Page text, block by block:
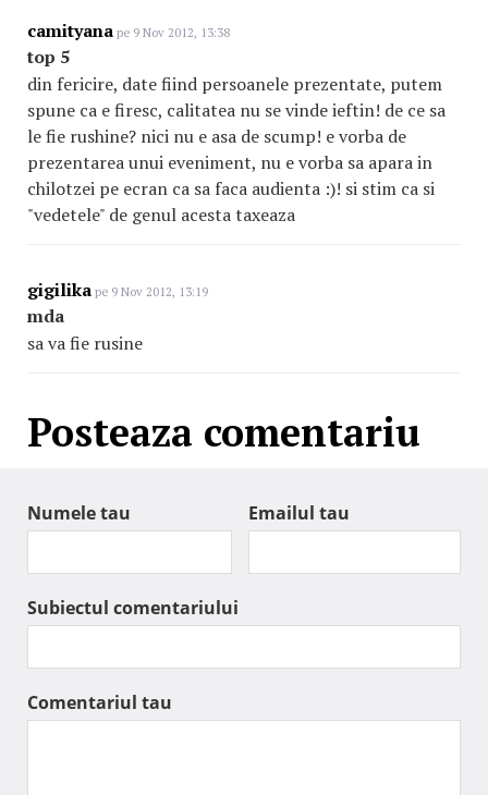
camityana pe 9 Nov 2012, 13:38
top 5
din fericire, date fiind persoanele prezentate, putem
spune ca e firesc, calitatea nu se vinde ieftin! de ce sa
le fie rushine? nici nu e asa de scump! e vorba de
prezentarea unui eveniment, nu e vorba sa apara in
chilotzei pe ecran ca sa faca audienta :)! si stim ca si
"vedetele" de genul acesta taxeaza
gigilika pe 9 Nov 2012, 13:19
mda
sa va fie rusine
Posteaza comentariu
Numele tau Emailul tau
Subiectul comentariului
Comentariul tau